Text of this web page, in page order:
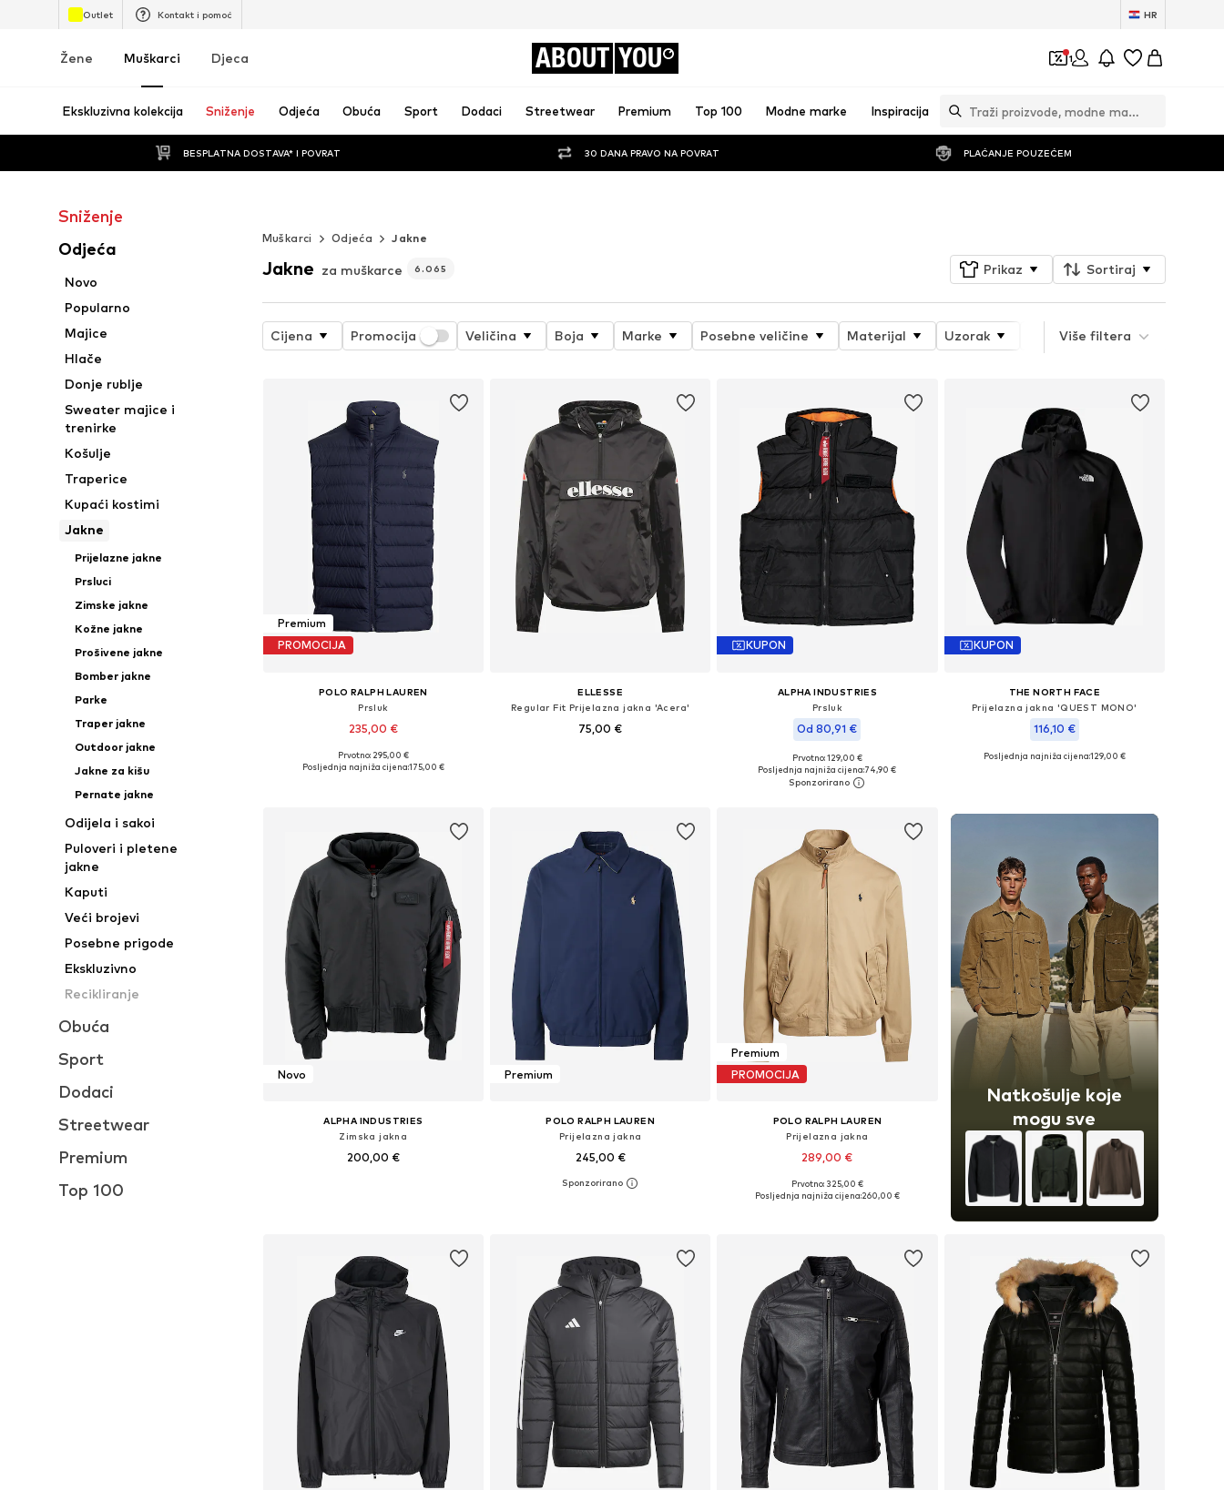
Outlet Kontakt i pomoć HR
Žene Muškarci Djeca ABOUT YOU 1
Ekskluzivna kolekcija Sniženje Odjeća Obuća Sport Dodaci Streetwear Premium Top 100 Modne marke Inspiracija
BESPLATNA DOSTAVA* I POVRAT 30 DANA PRAVO NA POVRAT PLAĆANJE POUZEĆEM
Sniženje
Odjeća
Novo
Popularno
Majice
Hlače
Donje rublje
Sweater majice i
trenirke
Košulje
Traperice
Kupaći kostimi
Jakne
Prijelazne jakne
Prsluci
Zimske jakne
Kožne jakne
Prošivene jakne
Bomber jakne
Parke
Traper jakne
Outdoor jakne
Jakne za kišu
Pernate jakne
Odijela i sakoi
Puloveri i pletene
jakne
Kaputi
Veći brojevi
Posebne prigode
Ekskluzivno
Recikliranje
Obuća
Sport
Dodaci
Streetwear
Premium
Top 100
Muškarci
Odjeća Jakne
Jakne za muškarce 6.065 Prikaz Sortiraj
Cijena Promocija Veličina Boja Marke Posebne veličine Materijal Uzorak Svojstva proizvoda
Više filtera
Premium
PROMOCIJA
POLO RALPH LAUREN
Prsluk
235,00 €
Dostupne veličine: S, M, L, XL, XXL
Prvotno: 295,00 €
Posljednja najniža cijena:175,00 €
ELLESSE
Regular Fit Prijelazna jakna 'Acera'
75,00 €
KUPON
ALPHA INDUSTRIES
Prsluk
Od 80,91 €
Dostupne veličine: S, M, L, XL
Dodaj u košaricu
Prvotno: 129,00 €
Posljednja najniža cijena:74,90 €
KUPON
THE NORTH FACE
Prijelazna jakna 'QUEST MONO'
116,10 €
+2
Dostupne veličine: S, M, L, XL, XXL
Posljednja najniža cijena:129,00 €
Novo
ALPHA INDUSTRIES
Zimska jakna
200,00 €
Premium
POLO RALPH LAUREN
Prijelazna jakna
245,00 €
Dostupne veličine: XS, S, M, L, XL, XXL
Premium
PROMOCIJA
POLO RALPH LAUREN
Prijelazna jakna
289,00 €
Dostupne veličine: XS, S, M, L, XL, XXL
Prvotno: 325,00 €
Posljednja najniža cijena:260,00 €
Natkošulje koje
mogu sve